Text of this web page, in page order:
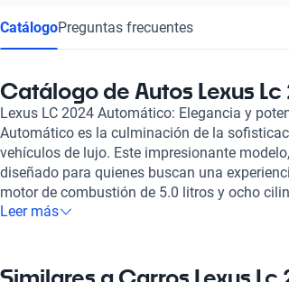
CatálogoPreguntas frecuentes
Catálogo de Autos Lexus
Lexus LC 2024 Automático: Elegancia y
Automático es la culminación de la
vehículos de lujo. Este impresionante
diseñado para quienes buscan una
motor de combustión de 5.0 litros y ocho
471 caballos de fuerza, alcanzando de 0 a
interior es un espectáculo por sí mismo, con
Leer más